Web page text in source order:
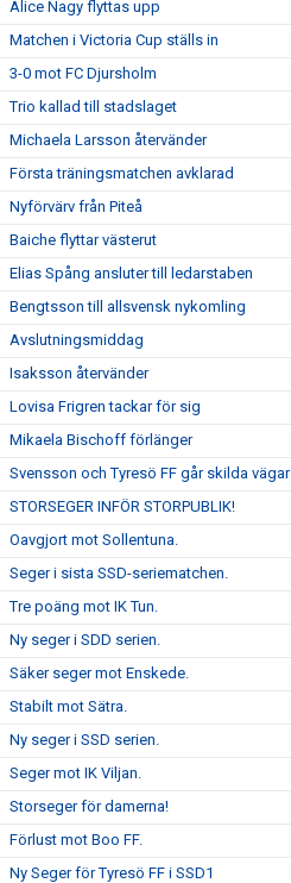
Alice Nagy flyttas upp
Matchen i Victoria Cup ställs in
3-0 mot FC Djursholm
Trio kallad till stadslaget
Michaela Larsson återvänder
Första träningsmatchen avklarad
Nyförvärv från Piteå
Baiche flyttar västerut
Elias Spång ansluter till ledarstaben
Bengtsson till allsvensk nykomling
Avslutningsmiddag
Isaksson återvänder
Lovisa Frigren tackar för sig
Mikaela Bischoff förlänger
Svensson och Tyresö FF går skilda vägar
STORSEGER INFÖR STORPUBLIK!
Oavgjort mot Sollentuna.
Seger i sista SSD-seriematchen.
Tre poäng mot IK Tun.
Ny seger i SDD serien.
Säker seger mot Enskede.
Stabilt mot Sätra.
Ny seger i SSD serien.
Seger mot IK Viljan.
Storseger för damerna!
Förlust mot Boo FF.
Ny Seger för Tyresö FF i SSD1